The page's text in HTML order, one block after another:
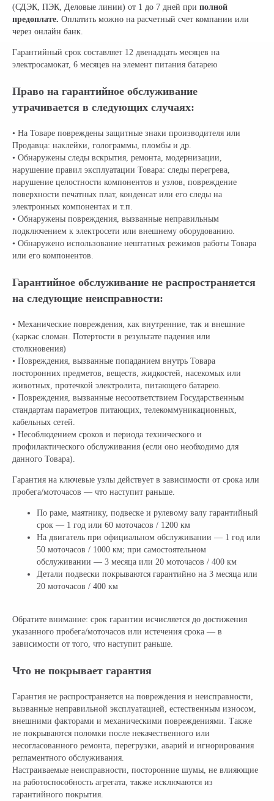
(СДЭК, ПЭК, Деловые линии) от 1 до 7 дней при полной
предоплате. Оплатить можно на расчетный счет компании или
через онлайн банк.
Гарантийный срок составляет 12 двенадцать месяцев на
электросамокат, 6 месяцев на элемент питания батарею
Право на гарантийное обслуживание
утрачивается в следующих случаях:
• На Товаре повреждены защитные знаки производителя или
Продавца: наклейки, голограммы, пломбы и др.
• Обнаружены следы вскрытия, ремонта, модернизации,
нарушение правил эксплуатации Товара: следы перегрева,
нарушение целостности компонентов и узлов, повреждение
поверхности печатных плат, конденсат или его следы на
электронных компонентах и т.п.
• Обнаружены повреждения, вызванные неправильным
подключением к электросети или внешнему оборудованию.
• Обнаружено использование нештатных режимов работы Товара
или его компонентов.
Гарантийное обслуживание не распространяется
на следующие неисправности:
• Механические повреждения, как внутренние, так и внешние
(каркас сломан. Потертости в результате падения или
столкновения)
• Повреждения, вызванные попаданием внутрь Товара
посторонних предметов, веществ, жидкостей, насекомых или
животных, протечкой электролита, питающего батарею.
• Повреждения, вызванные несоответствием Государственным
стандартам параметров питающих, телекоммуникационных,
кабельных сетей.
• Несоблюдением сроков и периода технического и
профилактического обслуживания (если оно необходимо для
данного Товара).
Гарантия на ключевые узлы действует в зависимости от срока или
пробега/моточасов — что наступит раньше.
По раме, маятнику, подвеске и рулевому валу гарантийный
срок — 1 год или 60 моточасов / 1200 км
На двигатель при официальном обслуживании — 1 год или
50 моточасов / 1000 км; при самостоятельном
обслуживании — 3 месяца или 20 моточасов / 400 км
Детали подвески покрываются гарантийно на 3 месяца или
20 моточасов / 400 км
Обратите внимание: срок гарантии исчисляется до достижения
указанного пробега/моточасов или истечения срока — в
зависимости от того, что наступит раньше.
Что не покрывает гарантия
Гарантия не распространяется на повреждения и неисправности,
вызванные неправильной эксплуатацией, естественным износом,
внешними факторами и механическими повреждениями. Также
не покрываются поломки после некачественного или
несогласованного ремонта, перегрузки, аварий и игнорирования
регламентного обслуживания.
Настраиваемые неисправности, посторонние шумы, не влияющие
на работоспособность агрегата, также исключаются из
гарантийного покрытия.